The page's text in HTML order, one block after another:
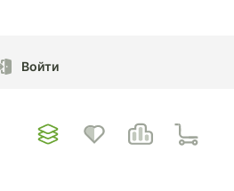
Войти